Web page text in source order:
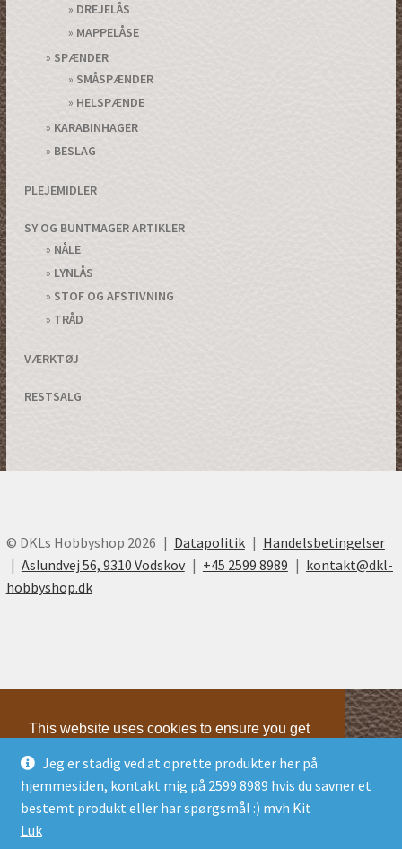
Jeg er stadig ved at oprette produkter her på
hjemmesiden, kontakt mig på 2599 8989 hvis du savner et
bestemt produkt eller har spørgsmål :) mvh Kit
Luk
DREJELÅS
MAPPELÅSE
SPÆNDER
SMÅSPÆNDER
HELSPÆNDE
KARABINHAGER
BESLAG
PLEJEMIDLER
SY OG BUNTMAGER ARTIKLER
NÅLE
LYNLÅS
STOF OG AFSTIVNING
TRÅD
VÆRKTØJ
RESTSALG
© DKLs Hobbyshop 2026 Datapolitik
Handelsbetingelser
Aslundvej 56, 9310 Vodskov
+45 2599 8989
kontakt@dkl-
hobbyshop.dk
This website uses cookies to ensure you get
Learn more
Technical
Marketing